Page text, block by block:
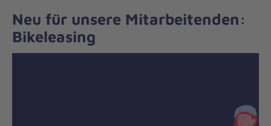
Neu für unsere Mitarbeitenden:
Bikeleasing